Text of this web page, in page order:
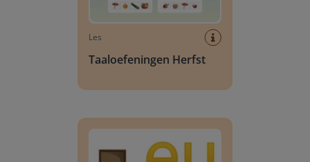
Les
Taaloefeningen Herfst